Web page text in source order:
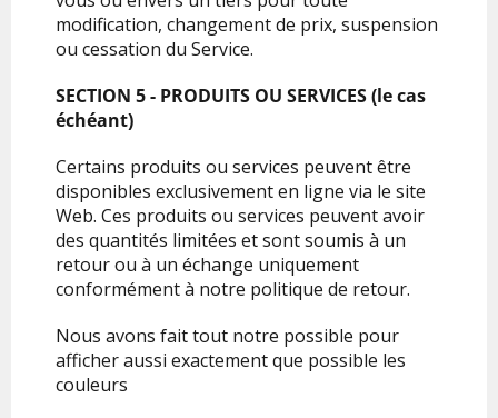
modification, changement de prix, suspension
ou cessation du Service.
SECTION 5 - PRODUITS OU SERVICES (le cas
échéant)
Certains produits ou services peuvent être
disponibles exclusivement en ligne via le site
Web. Ces produits ou services peuvent avoir
des quantités limitées et sont soumis à un
retour ou à un échange uniquement
conformément à notre politique de retour.
Nous avons fait tout notre possible pour
afficher aussi exactement que possible les
couleurs